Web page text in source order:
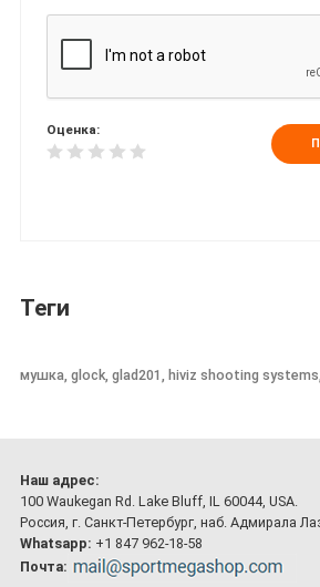
Оценка:
Теги
мушка, glock, glad201, hiviz shooting
Наш адрес:
100 Waukegan Rd. Lake Bluff, IL 60044, USA.
Россия, г. Санкт-Петербург, наб. Адмирала
Whatsapp: +1 847 962-18-58
Почта: